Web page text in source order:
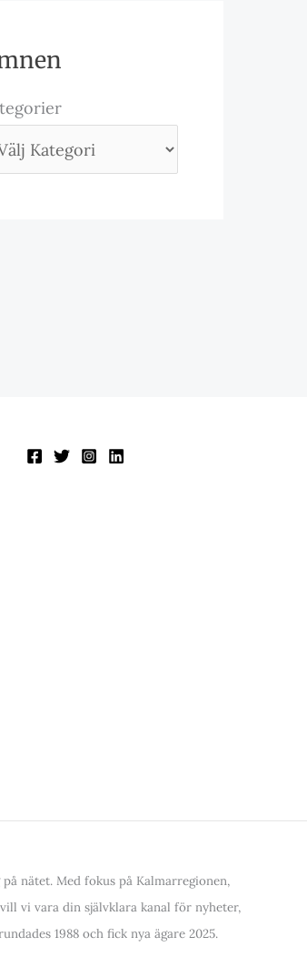
nätet. Med fokus på Kalmarregionen,
vi vara din självklara kanal för nyheter,
1988 och fick nya ägare 2025.